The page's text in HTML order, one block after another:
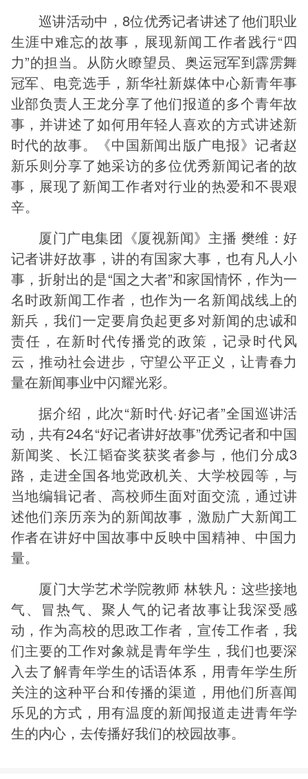
巡讲活动中，8位优秀记者讲述了他们职业
生涯中难忘的故事，展现新闻工作者践行“四
力”的担当。从防火瞭望员、奥运冠军到霹雳舞
冠军、电竞选手，新华社新媒体中心新青年事
业部负责人王龙分享了他们报道的多个青年故
事，并讲述了如何用年轻人喜欢的方式讲述新
时代的故事。《中国新闻出版广电报》记者赵
新乐则分享了她采访的多位优秀新闻记者的故
事，展现了新闻工作者对行业的热爱和不畏艰
辛。
厦门广电集团《厦视新闻》主播 樊维：好
记者讲好故事，讲的有国家大事，也有凡人小
事，折射出的是“国之大者”和家国情怀，作为一
名时政新闻工作者，也作为一名新闻战线上的
新兵，我们一定要肩负起更多对新闻的忠诚和
责任，在新时代传播党的政策，记录时代风
云，推动社会进步，守望公平正义，让青春力
量在新闻事业中闪耀光彩。
据介绍，此次“新时代·好记者”全国巡讲活
动，共有24名“好记者讲好故事”优秀记者和中国
新闻奖、长江韬奋奖获奖者参与，他们分成3
路，走进全国各地党政机关、大学校园等，与
当地编辑记者、高校师生面对面交流，通过讲
述他们亲历亲为的新闻故事，激励广大新闻工
作者在讲好中国故事中反映中国精神、中国力
量。
厦门大学艺术学院教师 林轶凡：这些接地
气、冒热气、聚人气的记者故事让我深受感
动，作为高校的思政工作者，宣传工作者，我
们主要的工作对象就是青年学生，我们也要深
入去了解青年学生的话语体系，用青年学生所
关注的这种平台和传播的渠道，用他们所喜闻
乐见的方式，用有温度的新闻报道走进青年学
生的内心，去传播好我们的校园故事。